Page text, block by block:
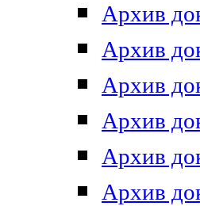
Архив
Архив
Архив
Архив
Архив
Архив